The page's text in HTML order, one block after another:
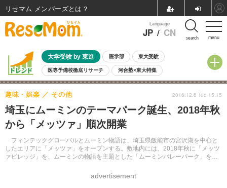
menu
Language
JP / CN search
大学受験 by 東進 医学部 東大受験
医専予備校徹底リサーチ 河合塾×東大特集
親子で考える大学選び 高校受験 中学受験 小学校受験
共通テスト 夏休み
8月開催イベント・WS 全国公立高校 過去問 人気記事
自由研究教材（小学生向け） 自由研究教材（中学生向け）
埼玉にムーミンのテーマパーク誕生、2018年秋
から「メッツァ」順次開業
フィンテックグローバルとムーミン物語は、埼玉県飯能市の宮沢湖を中心と
したエリアに「メッツァ」をオープンする。敷地内には、2018年秋に「メッツ
ァビレッジ」を、ムーミンの物語を主題とした「ムーミンバレーパーク」を
趣味・娯楽 その他
advertisement
2016.12.6 Tue 15:15
リセマム メンバーズ